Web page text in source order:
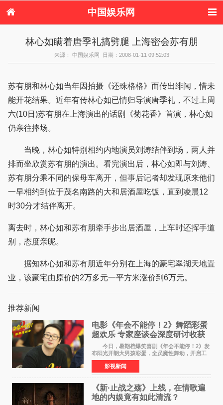
中国娱乐网
港台娱乐
日本娱乐 韩国娱乐
欧美娱乐
音乐新闻 影视新闻
内地明星八卦
八卦
林心如瞒着唐季礼搞劈腿 上海密会苏有朋
来源： 中国娱乐网 日期：2008-01-11 09:52:03
苏有朋和林心如当年因拍摄《还珠格格》而传出绯闻，惜未
能开花结果。近年有传林心如已情归导演唐季礼，不过上周
六(10日)苏有朋在上海演出的话剧《菊花香》首演，林心如
仍亲往捧场。
当晚，林心如特别相约内地演员刘涛结伴到场，两人并
排而坐欣赏苏有朋的演出。看完演出后，林心如即与刘涛、
苏有朋分乘不同的保母车离开，但事后记者却发现原来他们
一早相约到位于茂名南路的大和居酒屋吃饭，直到凌晨12
时30分才结伴离开。
离去时，林心如和苏有朋牵手步出居酒屋，上车时还挥手道
别，态度亲昵。
据知林心如和苏有朋近年分别在上海的豪宅翠湖天地置
业，该豪宅由原价的2万多元一平方米涨价到6万元。
推荐新闻
电影《年会不能停！2》舞蹈彩蛋
超欢乐 专家座谈会深度研讨收获
满满
今日，暑期档爆笑喜剧《年会不能停！2》发
布阳光开朗大男孩彩蛋，全员魔性舞动，开启工
位狂欢模式。影片于昨日同步举办专家座谈会，
导演董润年、总制片人应萝佳出席现场，与一众
业内、学界专家
影视新闻
《新·止战之殇》上线，在情歌遍
地的内娱竟有如此清流？